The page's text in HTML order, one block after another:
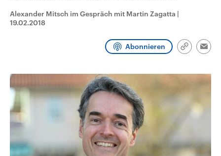
und Hintergründe zu den Parteien
und Kandidaten der anstehenden
Wahl.
Sendungen Programm Podcasts
Alexander Mitsch im Gespräch mit Martin Zagatta |
19.02.2018
Abonnieren
Link